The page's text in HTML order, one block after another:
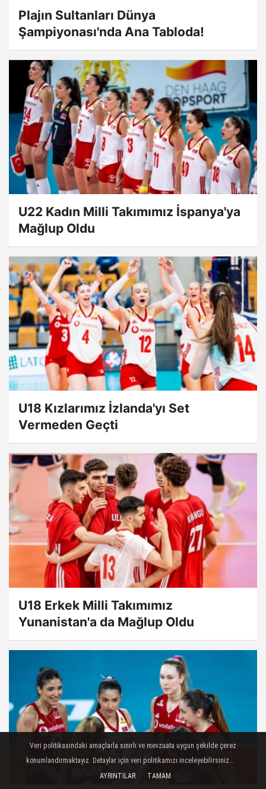
Plajın Sultanları Dünya
Şampiyonası'nda Ana Tabloda!
U22 Kadın Milli Takımımız İspanya'ya
Mağlup Oldu
U18 Kızlarımız İzlanda'yı Set
Vermeden Geçti
U18 Erkek Milli Takımımız
Yunanistan'a da Mağlup Oldu
Veri politikasındaki amaçlarla sınırlı ve mevzuata uygun şekilde çerez
konumlandırmaktayız. Detaylar için veri politikamızı inceleyebilirsiniz...
AYRINTILAR
TAMAM